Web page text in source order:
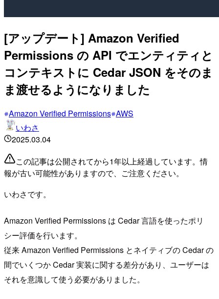
[アップデート] Amazon Verified
Permissions の API でエンティティと
コンテキストに Cedar JSON をそのま
ま渡せるようになりました
Amazon Verified Permissions AWS
いわさ
2025.03.04
この記事は公開されてから1年以上経過しています。情
報が古い可能性がありますので、ご注意ください。
いわさです。
Amazon Verified Permissions は Cedar 言語を使ったポリ
シー評価を行います。
従来 Amazon Verified Permissions とネイティブの Cedar の
間でいくつか Cedar 実装に関する差分があり、ユーザーは
それを意識して使う必要がありました。